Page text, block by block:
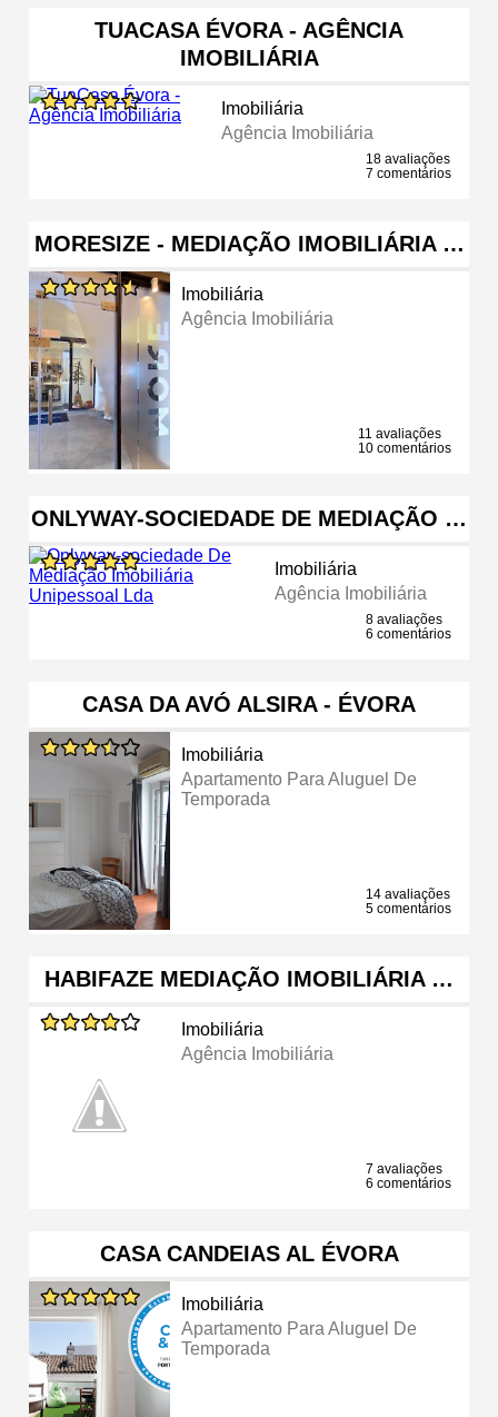
TUACASA ÉVORA - AGÊNCIA
IMOBILIÁRIA
Imobiliária
Agência Imobiliária
18 avaliações
7 comentários
MORESIZE - MEDIAÇÃO IMOBILIÁRIA …
Imobiliária
Agência Imobiliária
11 avaliações
10 comentários
ONLYWAY-SOCIEDADE DE MEDIAÇÃO …
Imobiliária
Agência Imobiliária
8 avaliações
6 comentários
CASA DA AVÓ ALSIRA - ÉVORA
Imobiliária
Apartamento Para Aluguel De
Temporada
14 avaliações
5 comentários
HABIFAZE MEDIAÇÃO IMOBILIÁRIA …
Imobiliária
Agência Imobiliária
7 avaliações
6 comentários
CASA CANDEIAS AL ÉVORA
Imobiliária
Apartamento Para Aluguel De
Temporada